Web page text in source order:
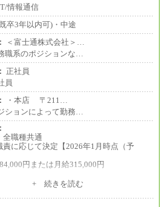
情報通信
卒3年以内可)・中途
＜富士通株式会社＞…
職系のポジションな…
正社員
員
・本店 〒211…
ションによって勤務…
全職種共通
応じて決定【2026年1月時点（予
円または月給315,000円
期から、自律的な業務遂行が求めら
+ 続きを読む